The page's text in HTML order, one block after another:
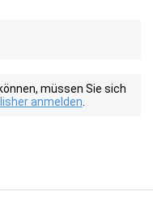
müssen Sie sich
anmelden